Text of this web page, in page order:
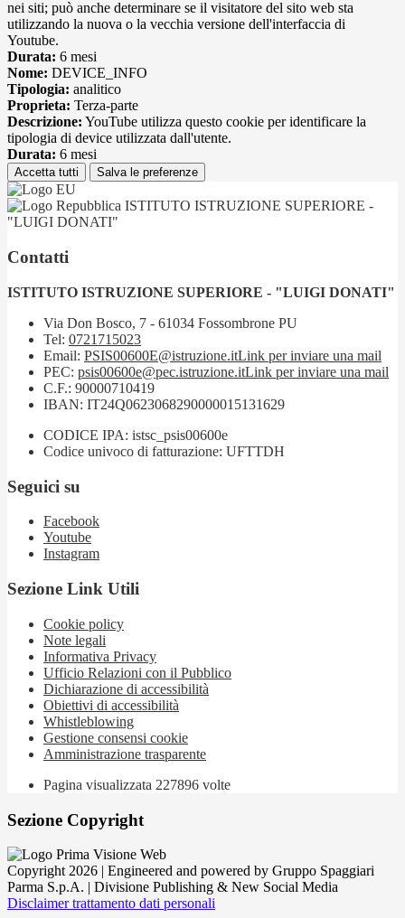
nei siti; può anche determinare se il visitatore del sito web sta
utilizzando la nuova o la vecchia versione dell'interfaccia di
Youtube.
Durata: 6 mesi
Nome: DEVICE_INFO
Tipologia: analitico
Proprieta: Terza-parte
Descrizione: YouTube utilizza questo cookie per identificare la
tipologia di device utilizzata dall'utente.
Durata: 6 mesi
Accetta tutti Salva le preferenze
ISTITUTO ISTRUZIONE SUPERIORE -
"LUIGI DONATI"
Contatti
ISTITUTO ISTRUZIONE SUPERIORE - "LUIGI DONATI"
Via Don Bosco, 7 - 61034 Fossombrone PU
Tel: 0721715023
Email: PSIS00600E@istruzione.itLink per inviare una mail
PEC: psis00600e@pec.istruzione.itLink per inviare una mail
C.F.: 90000710419
IBAN: IT24Q0623068290000015131629
CODICE IPA: istsc_psis00600e
Codice univoco di fatturazione: UFTTDH
Seguici su
Facebook
Youtube
Instagram
Sezione Link Utili
Cookie policy
Note legali
Informativa Privacy
Ufficio Relazioni con il Pubblico
Dichiarazione di accessibilità
Obiettivi di accessibilità
Whistleblowing
Gestione consensi cookie
Amministrazione trasparente
Pagina visualizzata 227896 volte
Sezione Copyright
Copyright 2026 | Engineered and powered by Gruppo Spaggiari
Parma S.p.A. | Divisione Publishing & New Social Media
Disclaimer trattamento dati personali